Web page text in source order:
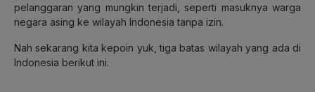
pelanggaran yang mungkin terjadi, seperti masuknya warga
negara asing ke wilayah Indonesia tanpa izin.
Nah sekarang kita kepoin yuk, tiga batas wilayah yang ada di
Indonesia berikut ini.